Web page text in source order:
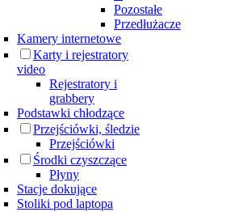
Pozostałe
Przedłużacze
Kamery internetowe
Karty i rejestratory
video
Rejestratory i
grabbery
Podstawki chłodzące
Przejściówki, śledzie
Przejściówki
Środki czyszczące
Płyny
Stacje dokujące
Stoliki pod laptopa